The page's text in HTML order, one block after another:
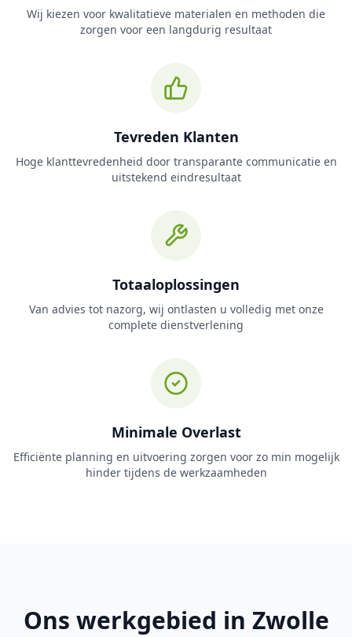
Wij kiezen voor kwalitatieve materialen en methoden die
zorgen voor een langdurig resultaat
Tevreden Klanten
Hoge klanttevredenheid door transparante communicatie en
uitstekend eindresultaat
Totaaloplossingen
Van advies tot nazorg, wij ontlasten u volledig met onze
complete dienstverlening
Minimale Overlast
Efficiënte planning en uitvoering zorgen voor zo min mogelijk
hinder tijdens de werkzaamheden
Ons werkgebied in Zwolle